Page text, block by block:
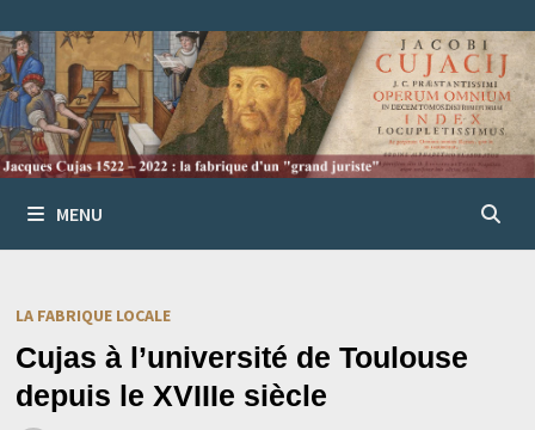
au
contenu
MENU
LA FABRIQUE LOCALE
Cujas à l’université de Toulouse
depuis le XVIIIe siècle